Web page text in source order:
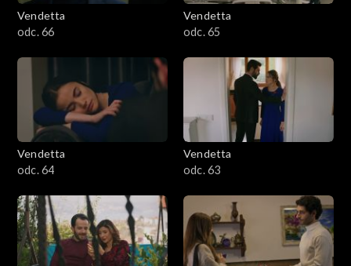
Vendetta
odc. 66
Vendetta
odc. 65
Vendetta
odc. 64
Vendetta
odc. 63